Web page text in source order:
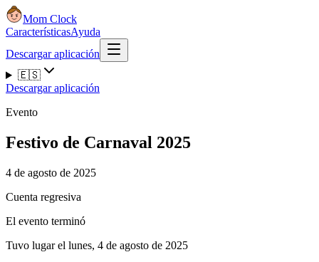
Mom Clock
CaracterísticasAyuda
Descargar aplicación
🇪🇸
Descargar aplicación
Evento
Festivo de Carnaval 2025
4 de agosto de 2025
Cuenta regresiva
El evento terminó
Tuvo lugar el lunes, 4 de agosto de 2025